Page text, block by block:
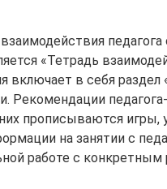
«Тетрадь
включает в себя раздел
Рекомендации
прописываются игры,
на занятии с
работе с конкретным